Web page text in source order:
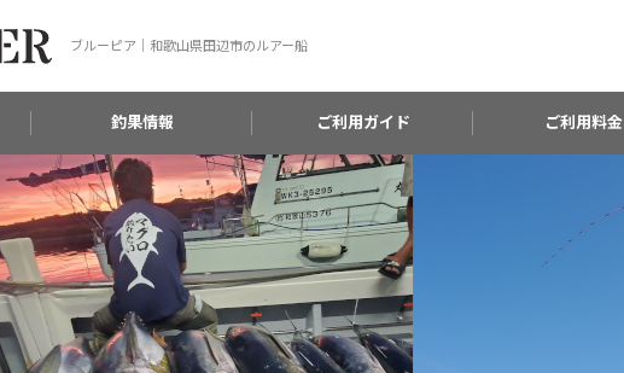
ブルーピア｜和歌山県田辺市のルアー船
釣果情報 ご利用ガイド ご利用料金